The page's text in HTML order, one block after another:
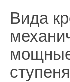
Вида